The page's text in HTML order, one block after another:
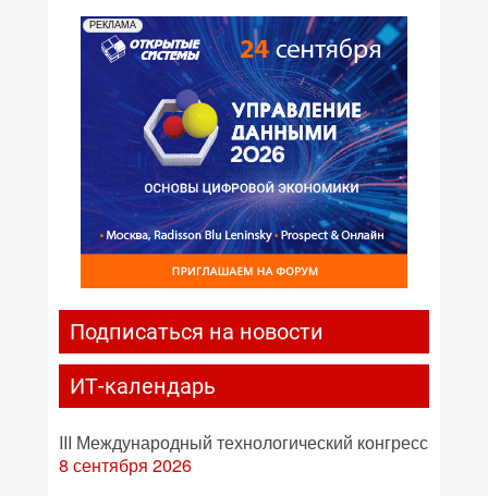
РЕКЛАМА
Подписаться на новости
ИТ-календарь
III Международный технологический конгресс
8 сентября 2026